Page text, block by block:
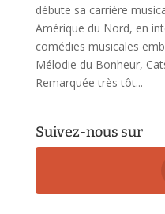
débute sa carrière
Amérique du Nord, en
comédies musicales
Mélodie du Bonheur,
Remarquée très tôt...
Suivez-nous sur